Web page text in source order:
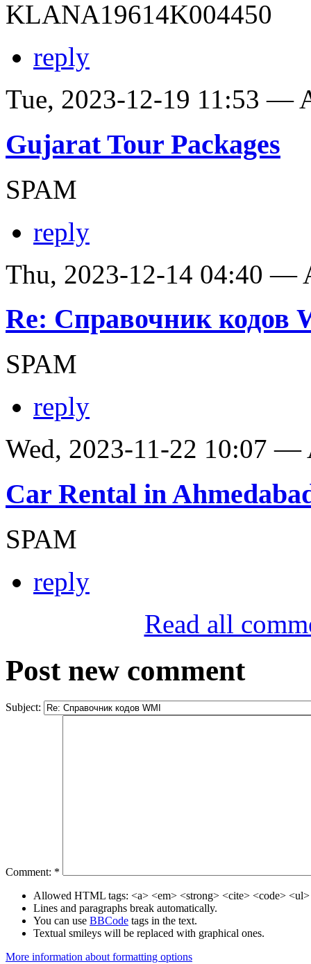
KLANA19614K004450
reply
Tue, 2023-12-19 11:53 —
Gujarat Tour Packages
SPAM
reply
Thu, 2023-12-14 04:40 —
Re: Справочник кодов
SPAM
reply
Wed, 2023-11-22 10:07 —
Car Rental in
SPAM
reply
Read all
Post new comment
Subject:
Comment: *
Allowed HTML tags: <a> <em> <strong> <cite> <code>
Lines and paragraphs break automatically.
You can use BBCode tags in the text.
Textual smileys will be replaced with graphical ones.
More information about formatting options